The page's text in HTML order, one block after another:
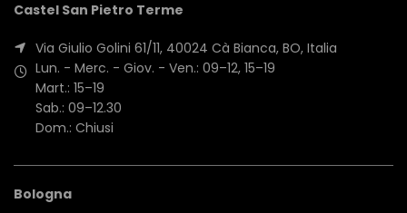
Castel San Pietro Terme
Via Giulio Golini 61/11, 40024 Cà Bianca, BO, Italia
Lun. - Merc. - Giov. - Ven.: 09–12, 15–19
Mart.: 15–19
Sab.: 09–12.30
Dom.: Chiusi
Bologna